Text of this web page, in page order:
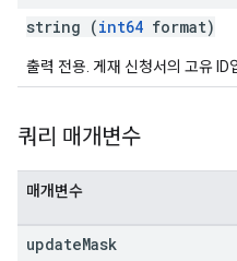
string (int64 format)
출력 전용. 게재 신청서의 고유 ID
쿼리 매개변수
매개변수
updateMask